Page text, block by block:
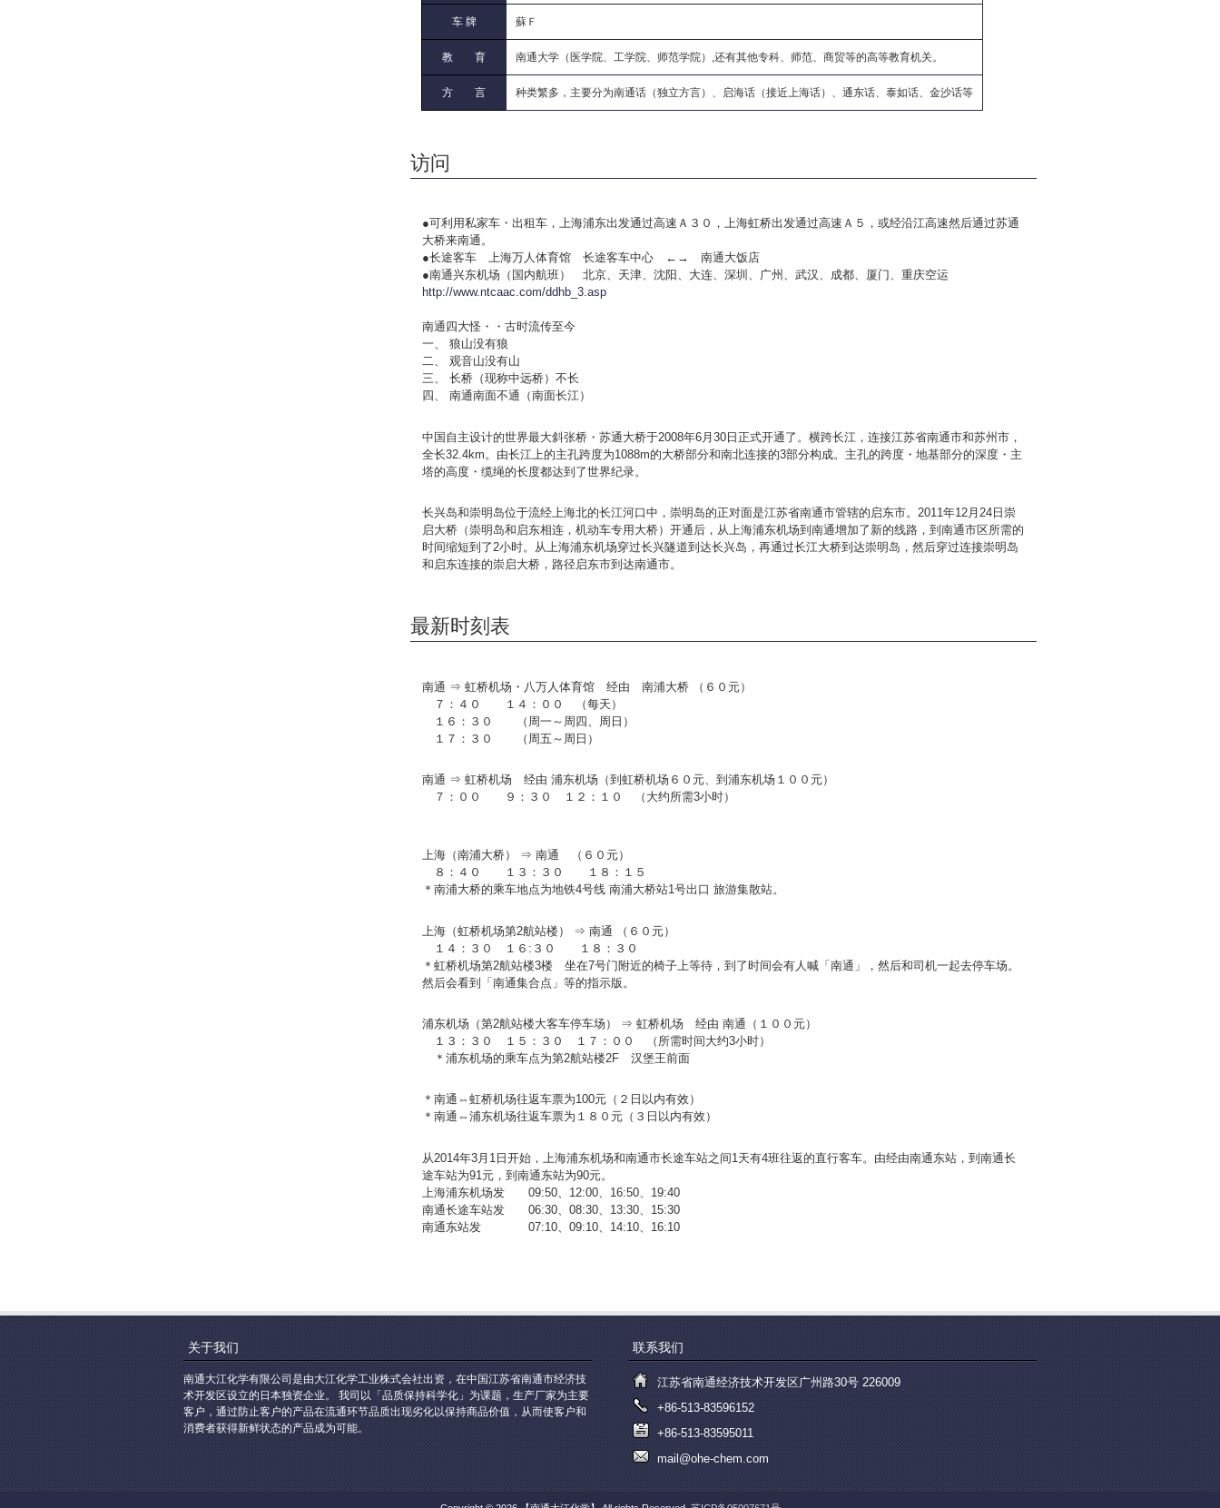
车 牌 蘇Ｆ
教 育 南通大学（医学院、工学院、师范学院）,还有其他专科、师范、商贸等的高等教育机关。
方 言 种类繁多，主要分为南通话（独立方言）、启海话（接近上海话）、通东话、泰如话、金沙话等
访问
●可利用私家车・出租车，上海浦东出发通过高速Ａ３０，上海虹桥出发通过高速Ａ５，或经沿江高速然后通过苏通
大桥来南通。
●长途客车 上海万人体育馆 长途客车中心 ←→ 南通大饭店
●南通兴东机场（国内航班） 北京、天津、沈阳、大连、深圳、广州、武汉、成都、厦门、重庆空运
http://www.ntcaac.com/ddhb_3.asp
南通四大怪・・古时流传至今
一、 狼山没有狼
二、 观音山没有山
三、 长桥（现称中远桥）不长
四、 南通南面不通（南面长江）
中国自主设计的世界最大斜张桥・苏通大桥于2008年6月30日正式开通了。横跨长江，连接江苏省南通市和苏州市，
全长32.4km。由长江上的主孔跨度为1088m的大桥部分和南北连接的3部分构成。主孔的跨度・地基部分的深度・主
塔的高度・缆绳的长度都达到了世界纪录。
长兴岛和崇明岛位于流经上海北的长江河口中，崇明岛的正对面是江苏省南通市管辖的启东市。2011年12月24日崇
启大桥（崇明岛和启东相连，机动车专用大桥）开通后，从上海浦东机场到南通增加了新的线路，到南通市区所需的
时间缩短到了2小时。从上海浦东机场穿过长兴隧道到达长兴岛，再通过长江大桥到达崇明岛，然后穿过连接崇明岛
和启东连接的崇启大桥，路径启东市到达南通市。
最新时刻表
南通 ⇒ 虹桥机场・八万人体育馆 经由 南浦大桥 （６０元）
７：４０ １４：００ （每天）
１６：３０ （周一～周四、周日）
１７：３０ （周五～周日）
南通 ⇒ 虹桥机场 经由 浦东机场（到虹桥机场６０元、到浦东机场１００元）
７：００ ９：３０ １２：１０ （大约所需3小时）
上海（南浦大桥） ⇒ 南通 （６０元）
８：４０ １３：３０ １８：１５
＊南浦大桥的乘车地点为地铁4号线 南浦大桥站1号出口 旅游集散站。
上海（虹桥机场第2航站楼） ⇒ 南通 （６０元）
１４：３０ １６:３０ １８：３０
＊虹桥机场第2航站楼3楼 坐在7号门附近的椅子上等待，到了时间会有人喊「南通」，然后和司机一起去停车场。
然后会看到「南通集合点」等的指示版。
浦东机场（第2航站楼大客车停车场） ⇒ 虹桥机场 经由 南通（１００元）
１３：３０ １５：３０ １７：００ （所需时间大约3小时）
＊浦东机场的乘车点为第2航站楼2F 汉堡王前面
＊南通⇔虹桥机场往返车票为100元（２日以内有效）
＊南通⇔浦东机场往返车票为１８０元（３日以内有效）
从2014年3月1日开始，上海浦东机场和南通市长途车站之间1天有4班往返的直行客车。由经由南通东站，到南通长
途车站为91元，到南通东站为90元。
上海浦东机场发 09:50、12:00、16:50、19:40
南通长途车站发 06:30、08:30、13:30、15:30
南通东站发 07:10、09:10、14:10、16:10
关于我们
南通大江化学有限公司是由大江化学工业株式会社出资，在中国江苏省南通市经济技
术开发区设立的日本独资企业。 我司以「品质保持科学化」为课题，生产厂家为主要
客户，通过防止客户的产品在流通环节品质出现劣化以保持商品价值，从而使客户和
消费者获得新鲜状态的产品成为可能。
联系我们
江苏省南通经济技术开发区广州路30号 226009
+86-513-83596152
+86-513-83595011
mail@ohe-chem.com